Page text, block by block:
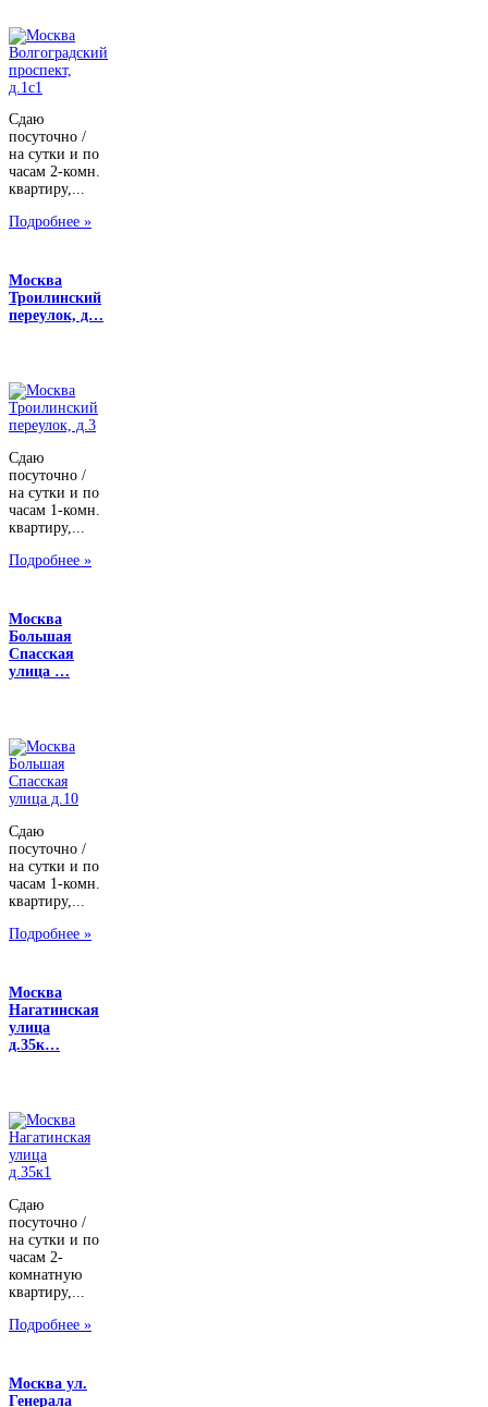
Сдаю
посуточно /
на сутки и по
часам 2-комн.
квартиру,...
Подробнее »
Москва
Троилинский
переулок, д…
Сдаю
посуточно /
на сутки и по
часам 1-комн.
квартиру,...
Подробнее »
Москва
Большая
Спасская
улица …
Сдаю
посуточно /
на сутки и по
часам 1-комн.
квартиру,...
Подробнее »
Москва
Нагатинская
улица
д.35к…
Сдаю
посуточно /
на сутки и по
часам 2-
комнатную
квартиру,...
Подробнее »
Москва ул.
Генерала